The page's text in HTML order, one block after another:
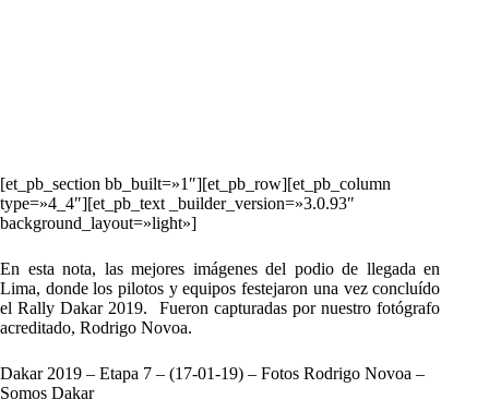
[et_pb_section bb_built=»1″][et_pb_row][et_pb_column
type=»4_4″][et_pb_text _builder_version=»3.0.93″
background_layout=»light»]
En esta nota, las mejores imágenes del podio de llegada en
Lima, donde los pilotos y equipos festejaron una vez concluído
el Rally Dakar 2019. Fueron capturadas por nuestro fotógrafo
acreditado, Rodrigo Novoa.
Dakar 2019 – Etapa 7 – (17-01-19) – Fotos Rodrigo Novoa –
Somos Dakar